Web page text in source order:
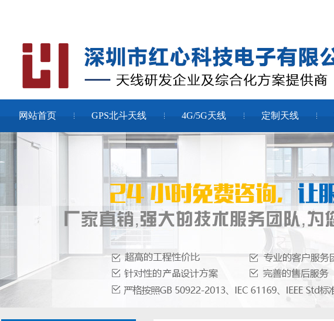
网站首页 GPS北斗天线 4G/5G天线 定制天线